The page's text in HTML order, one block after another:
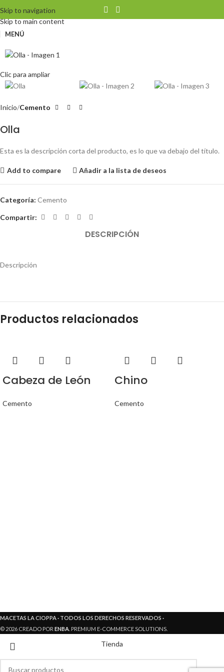
Skip to navigation
Skip to main content
MENÚ
Clic para ampliar
Inicio Cemento
Olla
Esta es la descripción corta del producto, es lo que va debajo del título.
Add to compare Añadir a la lista de deseos
Categoría: Cemento
Compartir:
DESCRIPCIÓN
Descripción
Productos relacionados
Cabeza de León
Cemento
Chino
Cemento
MACETAS LA CIOPPA · TODOS LOS DERECHOS RESERVADOS ·
© 2026 CREADO POR ENBA . PREMIUM E-COMMERCE SOLUTIONS.
Tienda